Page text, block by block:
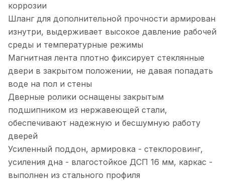
коррозии
Шланг для дополнительной прочности армирован
изнутри, выдерживает высокое давление рабочей
среды и температурные режимы
Магнитная лента плотно фиксирует стеклянные
двери в закрытом положении, не давая попадать
воде на пол и стены
Дверные ролики оснащены закрытым
подшипником из нержавеющей стали,
обеспечивают надежную и бесшумную работу
дверей
Усиленный поддон, армировка - стеклоровинг,
усиления дна - влагостойкое ДСП 16 мм, каркас -
выполнен из стального профиля